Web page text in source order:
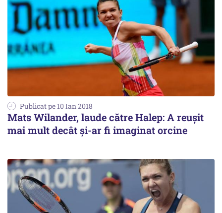
Publicat pe 10 Ian 2018
Mats Wilander, laude către Halep: A reușit
mai mult decât și-ar fi imaginat orcine